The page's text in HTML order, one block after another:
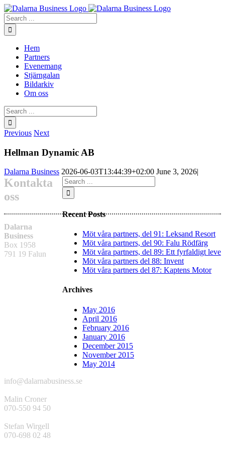
Skip
to
content
Search
for:
Hem
Partners
Evenemang
Stjärngalan
Bildarkiv
Om oss
Search
for:
Previous Next
Hellman Dynamic AB
Dalarna Business 2026-06-03T13:44:39+02:00 June 3, 2026|
Search
for:
Recent Posts
Möt våra partners, del 91: Leksand Resort
Möt våra partners, del 90: Falu Rödfärg
Möt våra partners, del 89: Ett fyrfaldigt leve
Möt våra partners del 88: Invent
Möt våra partners del 87: Kaptens Motor
Archives
May 2016
April 2016
February 2016
January 2016
December 2015
November 2015
May 2014
Kontakta
oss
Dalarna
Business
Box 1958
791 19 Falun
info@dalarnabusiness.se
Malin Croner
070-550 94 50
Stefan Wirgell
070-698 02 48